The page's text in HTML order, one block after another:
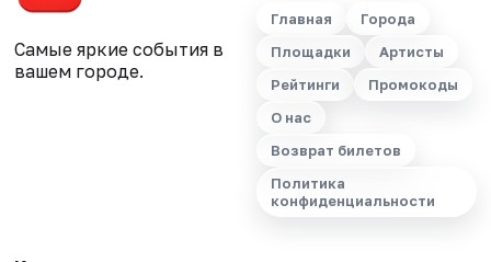
Самые яркие события в
вашем городе.
Главная
Города
Площадки
Артисты
Рейтинги
Промокоды
О нас
Возврат билетов
Политика
конфиденциальности